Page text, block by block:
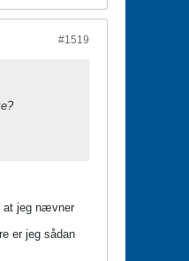
#1519
at jeg nævner
er jeg sådan